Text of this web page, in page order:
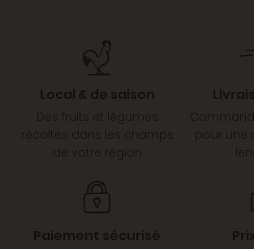
Local & de saison
Des fruits et légumes
récoltés dans les champs
de votre région
pour une
Paiement sécurisé